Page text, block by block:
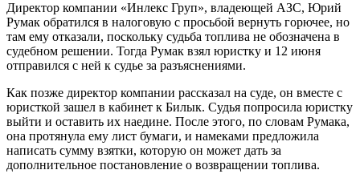
Директор компании «Инлекс Груп», владеющей АЗС, Юрий
Румак обратился в налоговую с просьбой вернуть горючее, но
там ему отказали, поскольку судьба топлива не обозначена в
судебном решении. Тогда Румак взял юристку и 12 июня
отправился с ней к судье за разъяснениями.
Как позже директор компании рассказал на суде, он вместе с
юристкой зашел в кабинет к Билык. Судья попросила юристку
выйти и оставить их наедине. После этого, по словам Румака,
она протянула ему лист бумаги, и намеками предложила
написать сумму взятки, которую он может дать за
дополнительное постановление о возвращении топлива.